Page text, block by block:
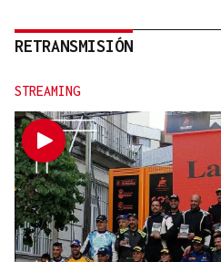
RETRANSMISIÓN
STREAMING